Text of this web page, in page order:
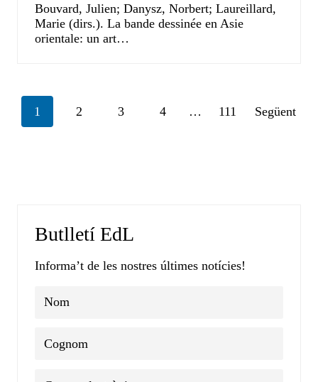
Bouvard, Julien; Danysz, Norbert; Laureillard,
Marie (dirs.). La bande dessinée en Asie
orientale: un art…
Posts
1 2 3 4 … 111 Següent
Butlletí EdL
Informa’t de les nostres últimes notícies!